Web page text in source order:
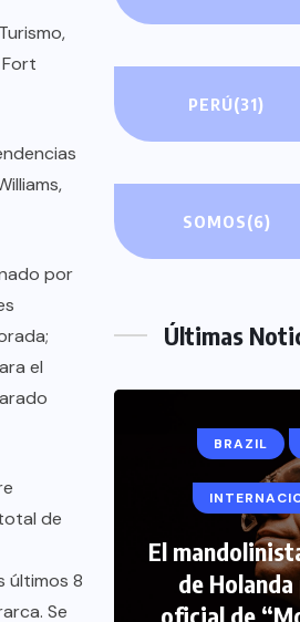
por
el
de
últimos 8
Se
PERÚ(31)
SOMOS(6)
Últimas
NOTICIAS